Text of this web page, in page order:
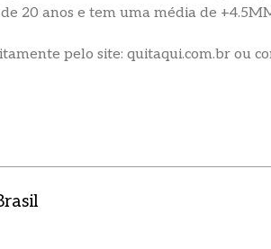
20 anos e tem uma média de
pelo site: quitaqui.com.br ou